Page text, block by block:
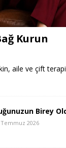
Kurun
aile ve çift
Birey
2026